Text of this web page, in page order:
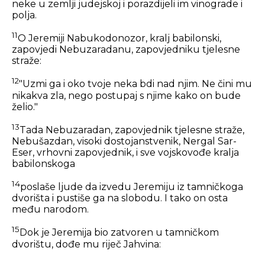
neke u zemlji judejskoj i porazdijeli im vinograde i
polja.
11O Jeremiji Nabukodonozor, kralj babilonski,
zapovjedi Nebuzaradanu, zapovjedniku tjelesne
straže:
12"Uzmi ga i oko tvoje neka bdi nad njim. Ne čini mu
nikakva zla, nego postupaj s njime kako on bude
želio."
13Tada Nebuzaradan, zapovjednik tjelesne straže,
Nebušazdan, visoki dostojanstvenik, Nergal Sar-
Eser, vrhovni zapovjednik, i sve vojskovođe kralja
babilonskoga
14poslaše ljude da izvedu Jeremiju iz tamničkoga
dvorišta i pustiše ga na slobodu. I tako on osta
među narodom.
15 Dok je Jeremija bio zatvoren u tamničkom
dvorištu, dođe mu riječ Jahvina: